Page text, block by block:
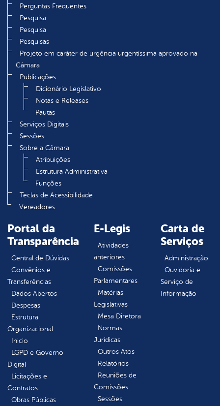
Perguntas Frequentes
Pesquisa
Pesquisa
Pesquisas
Projeto em caráter de urgência urgentíssima aprovado na
Câmara
Publicações
Dicionário Legislativo
Notas e Releases
Pautas
Serviços Digitais
Sessões
Sobre a Câmara
Atribuições
Estrutura Administrativa
Funções
Teclas de Acessibilidade
Vereadores
Portal da
Transparência
Central de Dúvidas
Convênios e
Transferências
Dados Abertos
Despesas
Estrutura
Organizacional
Inicio
LGPD e Governo
Digital
Licitações e
Contratos
Obras Públicas
E-Legis
Atividades
anteriores
Comissões
Parlamentares
Matérias
Legislativas
Mesa Diretora
Normas
Jurídicas
Outros Atos
Relatórios
Reuniões de
Comissões
Sessões
Carta de
Serviços
Administração
Ouvidoria e
Serviço de
Informação